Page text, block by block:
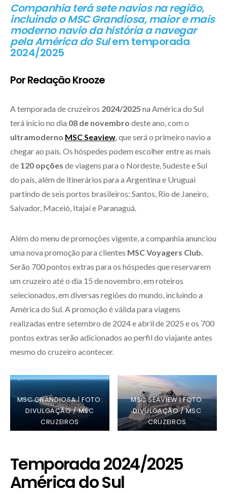
Companhia terá sete navios na região,
incluindo o MSC Grandiosa, maior e mais
moderno navio da história a navegar
pela América do Sulem temporada
2024/2025
Por Redação Krooze
A temporada de cruzeiros 2024/2025 na América do Sul
terá início no dia 08 de novembro deste ano, com o
ultramoderno MSC Seaview , que será o primeiro navio a
chegar ao país. Os hóspedes podem escolher entre as mais
de 120 opções de viagens para o Nordeste, Sudeste e Sul
do país, além de itinerários para a Argentina e Uruguai
partindo de seis portos brasileiros: Santos, Rio de Janeiro,
Salvador, Maceió, Itajaí e Paranaguá.
Além do menu de promoções vigente, a companhia anunciou
uma nova promoção para clientes MSC Voyagers Club.
Serão 700 pontos extras para os hóspedes que reservarem
um cruzeiro até o dia 15 de novembro, em roteiros
selecionados, em diversas regiões do mundo, incluindo a
América do Sul. A promoção é válida para viagens
realizadas entre setembro de 2024 e abril de 2025 e os 700
pontos extras serão adicionados ao perfil do viajante antes
mesmo do cruzeiro acontecer.
MSC GRANDIOSA | FOTO:
DIVULGAÇÃO / MSC
CRUZEIROS
MSC SEAVIEW | FOTO:
DIVULGAÇÃO / MSC
CRUZEIROS
Temporada 2024/2025
América do Sul